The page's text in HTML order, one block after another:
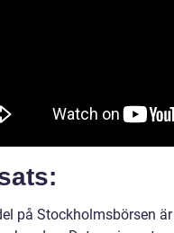
på Stockholmsbörsen